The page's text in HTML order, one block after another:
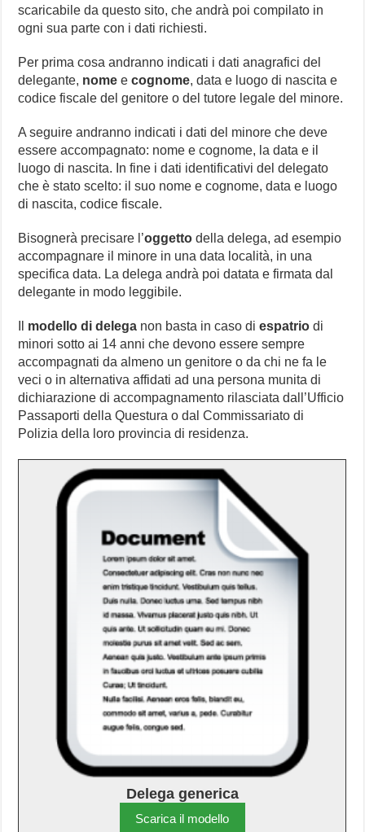
scaricabile da questo sito, che andrà poi compilato in
ogni sua parte con i dati richiesti.
Per prima cosa andranno indicati i dati anagrafici del
delegante, nome ecognome, data e luogo di nascita e
codice fiscale del genitore o del tutore legale del minore.
A seguire andranno indicati i dati del minore che deve
essere accompagnato: nome e cognome, la data e il
luogo di nascita. In fine i dati identificativi del delegato
che è stato scelto: il suo nome e cognome, data e luogo
di nascita, codice fiscale.
Bisognerà precisare l’oggetto della delega, ad esempio
accompagnare il minore in una data località, in una
specifica data. La delega andrà poi datata e firmata dal
delegante in modo leggibile.
modello di delega non basta in caso diespatrio di
minori sotto ai 14 anni che devono essere sempre
accompagnati da almeno un genitore o da chi ne fa le
veci o in alternativa affidati ad una persona munita di
dichiarazione di accompagnamento rilasciata dall’Ufficio
Passaporti della Questura o dal Commissariato di
Polizia della loro provincia di residenza.
Delega generica
Scarica il modello